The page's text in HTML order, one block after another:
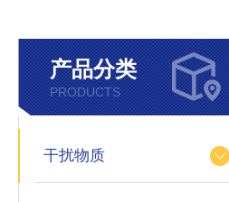
产品分类
PRODUCTS
干扰物质